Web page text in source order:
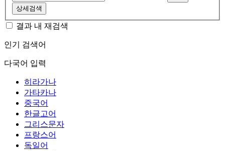
상세검색
결과 내 재검색
인기 검색어
다국어 입력
히라가나
가타카나
중국어
한글고어
그리스문자
프랑스어
독일어